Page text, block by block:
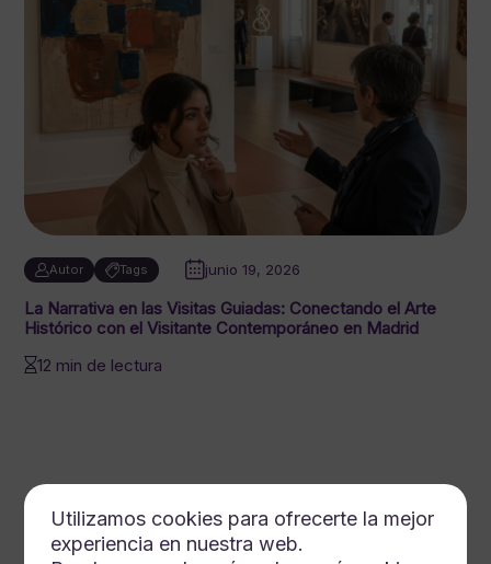
Autor Tags junio 19, 2026
La Narrativa en las Visitas Guiadas: Conectando el Arte
Histórico con el Visitante Contemporáneo en Madrid
12 min de lectura
Utilizamos cookies para ofrecerte la mejor
experiencia en nuestra web.